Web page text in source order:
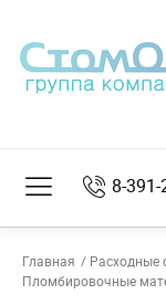
8-
Главная Расходные
Пломбировочные